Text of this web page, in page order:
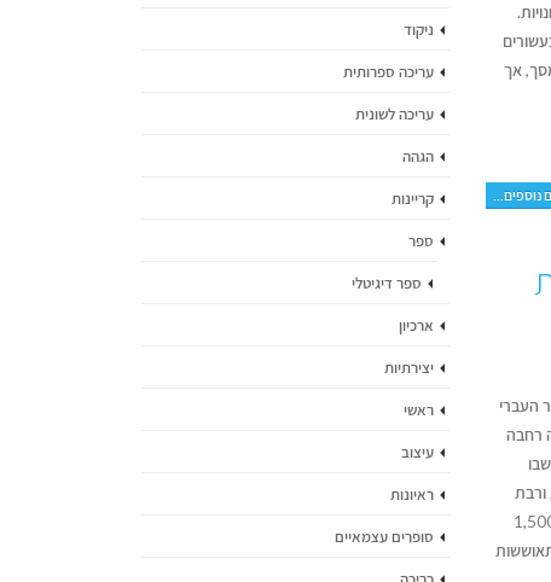
אך
נוספים...
העברי
המספק תמונה רחבה
2025 יצאו לאור בישראל 7,029 ספרים מודפסים, לצד יותר מ־1,500
על המשך ההתאוששות
ניקוד
עריכה ספרותית
עריכה לשונית
הגהה
קריינות
ספר
ספר דיגיטלי
ארכיון
יצירתיות
ראשי
עיצוב
ראיונות
סופרים עצמאיים